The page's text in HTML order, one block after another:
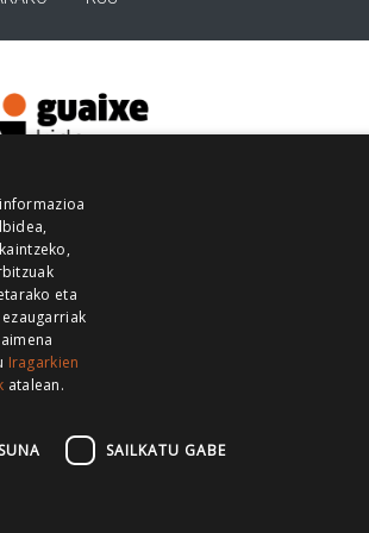
GUKA
GUKA
ZUMAIA GUKA
eta
Iragarkien
atalean.
SAILKATU GABE